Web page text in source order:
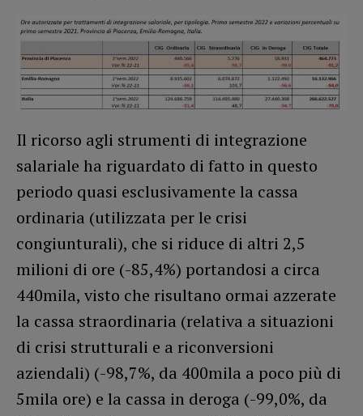
Il ricorso agli strumenti di integrazione
salariale ha riguardato di fatto in questo
periodo quasi esclusivamente la cassa
ordinaria (utilizzata per le crisi
congiunturali), che si riduce di altri 2,5
milioni di ore (-85,4%) portandosi a circa
440mila, visto che risultano ormai azzerate
la cassa straordinaria (relativa a situazioni
di crisi strutturali e a riconversioni
aziendali) (-98,7%, da 400mila a poco più di
5mila ore) e la cassa in deroga (-99,0%, da